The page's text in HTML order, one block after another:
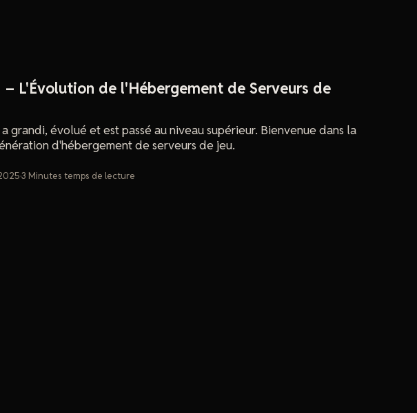
– L'Évolution de l'Hébergement de Serveurs de
grandi, évolué et est passé au niveau supérieur. Bienvenue dans la
d'hébergement de serveurs de jeu.
·3 Minutes temps de lecture